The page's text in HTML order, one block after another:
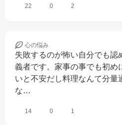
22 0 2
心の悩み
失敗するのが怖い自分でも認
義者です。家事の事でも初め
いと不安だし料理なんて分量
な…
14 0 1